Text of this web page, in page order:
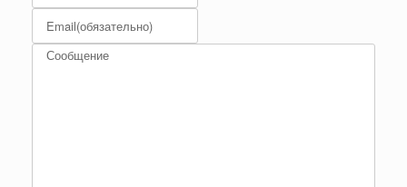
Email(обязательно)
Сообщение